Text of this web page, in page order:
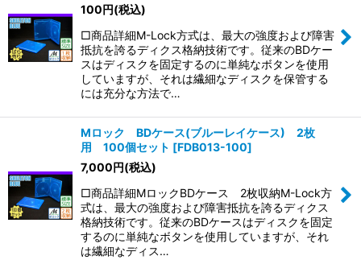
100円(税込)
□商品詳細M-Lock方式は、最大の強度および障害
抵抗を誇るディクス格納技術です。従来のBDケー
スはディスクを固定するのに単純なボタンを使用
していますが、それは繊細なディスクを保管する
には充分な方法で…
Mロック BDケース(ブルーレイケース) 2枚
用 100個セット [FDB013-100]
7,000円(税込)
□商品詳細MロックBDケース 2枚収納M-Lock方
式は、最大の強度および障害抵抗を誇るディクス
格納技術です。従来のBDケースはディスクを固定
するのに単純なボタンを使用していますが、それ
は繊細なディス…